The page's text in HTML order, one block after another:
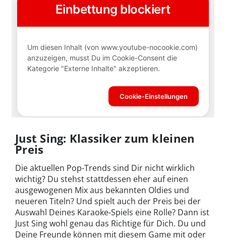
Just Sing: Klassiker zum kleinen
Preis
Die aktuellen Pop-Trends sind Dir nicht wirklich
wichtig? Du stehst stattdessen eher auf einen
ausgewogenen Mix aus bekannten Oldies und
neueren Titeln? Und spielt auch der Preis bei der
Auswahl Deines Karaoke-Spiels eine Rolle? Dann ist
Just Sing wohl genau das Richtige für Dich. Du und
Deine Freunde können mit diesem Game mit oder